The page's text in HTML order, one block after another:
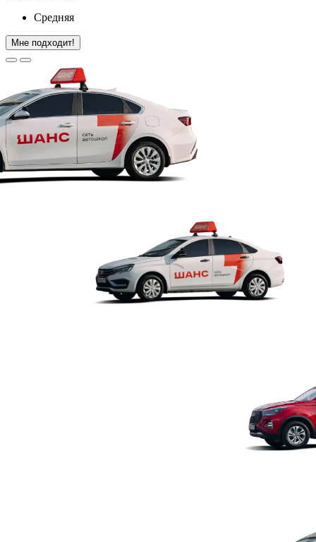
Средняя
Мне подходит!